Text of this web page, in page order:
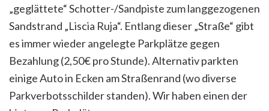
„geglättete“ Schotter-/Sandpiste zum langgezogenen
Sandstrand „Liscia Ruja“. Entlang dieser „Straße“ gibt
es immer wieder angelegte Parkplätze gegen
Bezahlung (2,50€ pro Stunde). Alternativ parkten
einige Auto in Ecken am Straßenrand (wo diverse
Parkverbotsschilder standen). Wir haben einen der